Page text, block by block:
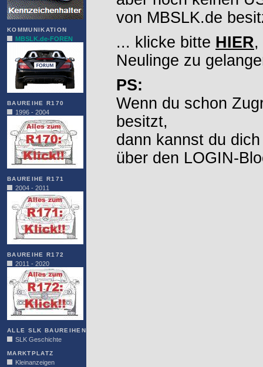
KOMMUNIKATION
MBSLK.de-FOREN
BAUREIHE R170
1996 - 2004
BAUREIHE R171
2004 - 2011
BAUREIHE R172
2011 - 2020
ALLE SLK BAUREIHEN
SLK Geschichte
MARKTPLATZ
Kleinanzeigen
von MBSLK.de
... klicke bitte HIER,
Neulinge zu
PS:
Wenn du schon
besitzt,
dann kannst du
über den LOGIN-